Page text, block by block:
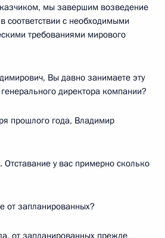
мы завершим возведение
соответствии с необходимыми
требованиями мирового
Вы давно занимаете эту
директора компании?
прошлого года, Владимир
Отставание у вас примерно сколько
от запланированных?
от запланированных прежде